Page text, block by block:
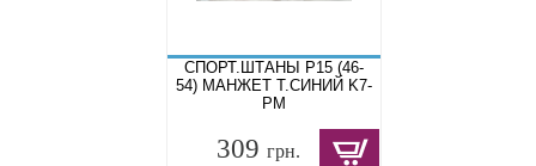
СПОРТ.ШТАНЫ P15 (46-
54) МАНЖЕТ Т.СИНИЙ K7-
PM
309 грн.